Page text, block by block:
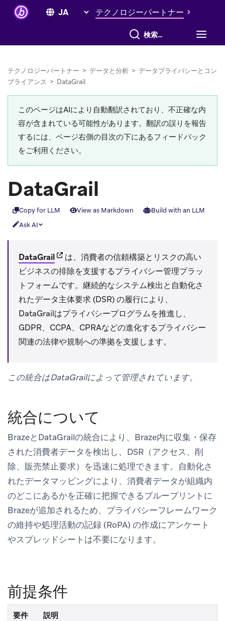
テクノロジーパートナー
すべて検索
テクノロジーパートナー > データと分析 > データプライバシーとコン
プライアンス > DataGrail
このページはAIにより自動翻訳されており、不正確な内
容が含まれている可能性があります。翻訳の誤りを報告
するには、ページ右側の目次の下にあるフィードバック
をご利用ください。
DataGrail
Copy for LLM View as Markdown
Build with an LLM
Ask AI
DataGrail(opens in new tab)
は、消費者の信頼構築とリスクの高い
ビジネスの排除を支援するプライバシー管理プラッ
トフォームです。継続的なシステム検出と自動化さ
れたデータ主体要求 (DSR) の履行により、
DataGrailはプライバシープログラムを推進し、
GDPR、CCPA、CPRAなどの進化するプライバシー
関連の法律や規制への準拠を支援します。
この統合はDataGrailによって管理されています。
統合について
BrazeとDataGrailの統合により、Braze内に収集・保存
された消費者データを検出し、DSR（アクセス、削
除、販売禁止要求）を迅速に処理できます。自動化さ
れたデータマッピングにより、消費者データが組織内
のどこにあるかを正確に把握できるブループリントに
Brazeが追加されるため、プライバシーフレームワーク
の維持や処理活動の記録 (RoPA) の作成にアンケート
やスプレッドシートは不要になります。
前提条件
要件 説明